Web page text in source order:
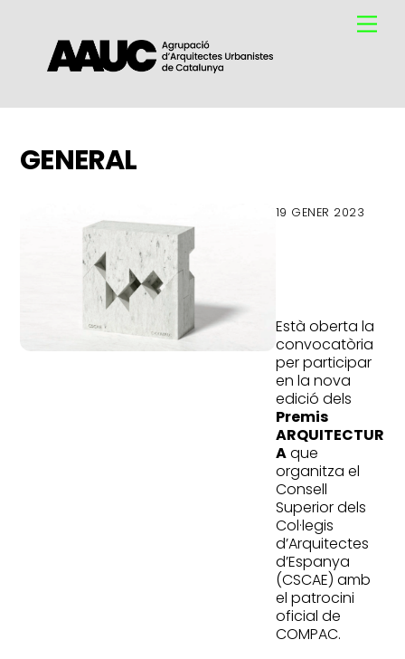
content
GENERAL
19 GENER 2023
Està oberta la
convocatòria
per participar
en la nova
edició dels
Premis
ARQUITECTUR
Aque
organitza el
Consell
Superior dels
Col·legis
d’Arquitectes
d’Espanya
(CSCAE) amb
el patrocini
oficial de
COMPAC.